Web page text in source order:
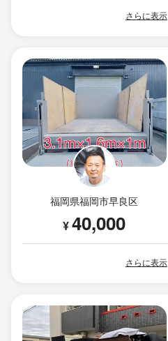
さらに表示
福岡県福岡市早良区
¥40,000
さらに表示